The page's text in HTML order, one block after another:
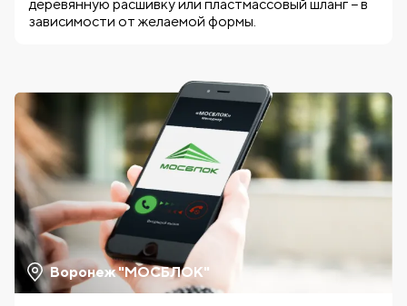
деревянную расшивку или пластмассовый шланг − в
зависимости от желаемой формы.
Воронеж "МОСБЛОК"